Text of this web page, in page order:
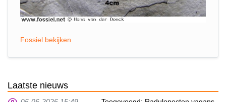
Fossiel bekijken
Laatste nieuws